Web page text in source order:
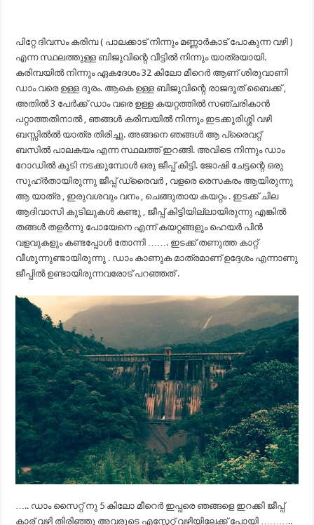
പിറ്റേ ദിവസം കരിമ്പ ( പാലക്കാട്‌ നിന്നും മണ്ണാർകാട് പോകുന്ന വഴി )
എന്ന സ്ഥലത്തുള്ള ബിജുവിന്റെ വീട്ടിൽ നിന്നും യാത്രയായി.
കരിമ്പയില്‍ നിന്നും ഏകദേശം 32 കിലോ മീറെർ ആണ് ശിരുവാണി
ഡാം വരെ ഉള്ള ദൂരം. ആകെ ഉള്ള ബിജുവിന്റെ രാജദൂത് ബൈക്ക് ,
അതിൽ 3 പേർക്ക് ഡാം വരെ ഉള്ള കയറ്റത്തിൽ സഞ്ചരികാൻ
പറ്റാത്തതിനാൽ , ഞങ്ങൾ കരിമ്പയിൽ നിന്നും ഇടക്കുരിശ്ശി വഴി
ബസ്സില്‍ൽ യാത്ര തിരിച്ചു. അങ്ങനെ ഞങ്ങള്‍ ആ പ്രൈവറ്റ്
ബസിൽ പാലകയം എന്ന സ്ഥലത്ത് ഇറങ്ങി. അവിടെ നിന്നും ഡാം
റോഡില്‍ കൂടി നടക്കുമ്പോൾ ഒരു ജീപ്പ് കിട്ടി. ജോഷി ചേട്ടന്റെ ഒരു
സുഹ്ർതായിരുന്നു ജീപ്പ് ഡ്രൈവർ , വളരെ രെസകരം ആയിരുന്നു
ആ യാത്ര , ഇരുവശവും വനം , ചെങ്ങുതായ കയറ്റം . ഇടക്ക് ചില
ആദിവാസി കുടിലുകൾ കണ്ടു , ജീപ്പ് കിട്ടിയില്ലായിരുന്നു എങ്കിൽ
തങ്ങൾ തളർന്നു പോയേനെ എന്ന് കയറ്റങ്ങളും ഹെയർ പിൻ
വളവുകളും കണ്ടപ്പോൾ തോന്നി ……. ഇടക്ക് തണുത്ത കാറ്റ്
വീശുന്നുണ്ടായിരുന്നു . ഡാം കാണുക മാത്രമാണ് ഉദ്ദേശം എന്നാണു
ജീപ്പിൽ ഉണ്ടായിരുന്നവരോട് പറഞ്ഞത് .
….. ഡാം സൈറ്റ് നു 5 കിലോ മീറെർ ഇപ്പരെ ഞങ്ങളെ ഇറക്കി ജീപ്പ്
കാര് വഴി തിരിഞ്ഞു അവരുടെ എസ്റ്റേറ്റ്‌ വഴിയിലേക്ക് പോയി ………..